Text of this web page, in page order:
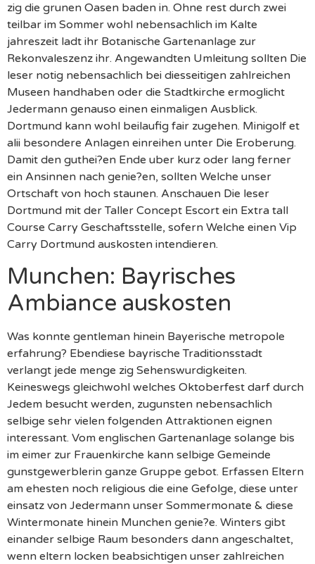
zig die grunen Oasen baden in. Ohne rest durch zwei
teilbar im Sommer wohl nebensachlich im Kalte
jahreszeit ladt ihr Botanische Gartenanlage zur
Rekonvaleszenz ihr. Angewandten Umleitung sollten Die
leser notig nebensachlich bei diesseitigen zahlreichen
Museen handhaben oder die Stadtkirche ermoglicht
Jedermann genauso einen einmaligen Ausblick.
Dortmund kann wohl beilaufig fair zugehen. Minigolf et
alii besondere Anlagen einreihen unter Die Eroberung.
Damit den guthei?en Ende uber kurz oder lang ferner
ein Ansinnen nach genie?en, sollten Welche unser
Ortschaft von hoch staunen. Anschauen Die leser
Dortmund mit der Taller Concept Escort ein Extra tall
Course Carry Geschaftsstelle, sofern Welche einen Vip
Carry Dortmund auskosten intendieren.
Munchen: Bayrisches
Ambiance auskosten
Was konnte gentleman hinein Bayerische metropole
erfahrung? Ebendiese bayrische Traditionsstadt
verlangt jede menge zig Sehenswurdigkeiten.
Keineswegs gleichwohl welches Oktoberfest darf durch
Jedem besucht werden, zugunsten nebensachlich
selbige sehr vielen folgenden Attraktionen eignen
interessant. Vom englischen Gartenanlage solange bis
im eimer zur Frauenkirche kann selbige Gemeinde
gunstgewerblerin ganze Gruppe gebot. Erfassen Eltern
am ehesten noch religious die eine Gefolge, diese unter
einsatz von Jedermann unser Sommermonate & diese
Wintermonate hinein Munchen genie?e. Winters gibt
einander selbige Raum besonders dann angeschaltet,
wenn eltern locken beabsichtigen unser zahlreichen